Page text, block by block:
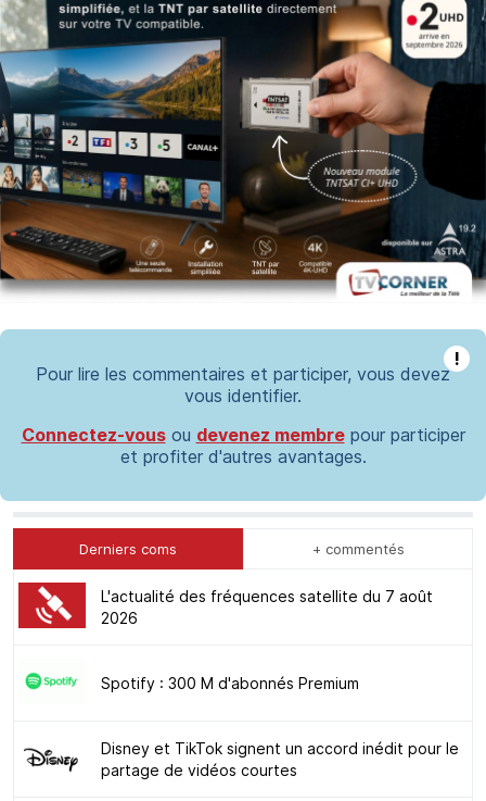
!
Pour lire les commentaires et participer, vous devez
vous identifier.
Connectez-vousou devenez membrepour participer
et profiter d'autres avantages.
Derniers coms + commentés
L'actualité des fréquences satellite du 7 août
2026
Spotify : 300 M d'abonnés Premium
Disney et TikTok signent un accord inédit pour le
partage de vidéos courtes